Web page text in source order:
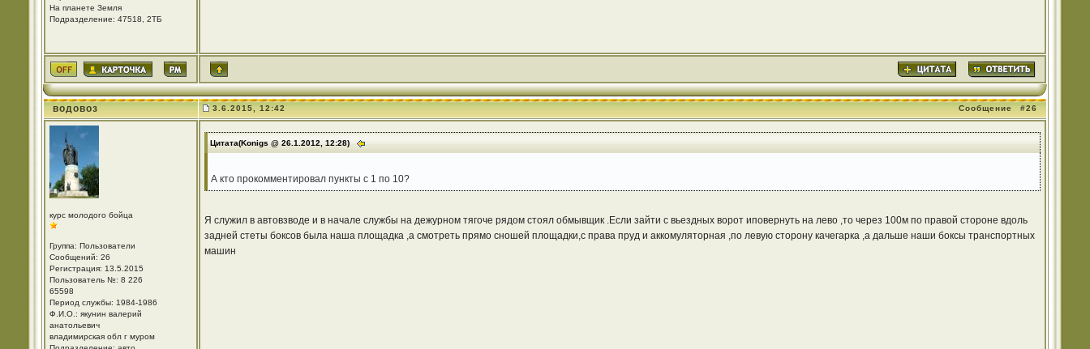
На планете Земля
Подразделение: 47518, 2ТБ
водовоз 3.6.2015, 12:42 Сообщение #26
курс молодого бойца
Группа: Пользователи
Сообщений: 26
Регистрация: 13.5.2015
Пользователь №: 8 226
65598
Период службы: 1984-1986
Ф.И.О.: якунин валерий
анатольевич
владимирская обл г муром
Цитата(Konigs @ 26.1.2012, 12:28)
А кто прокомментировал пункты с 1 по 10?
Я служил в автовзводе и в начале службы на дежурном тягоче рядом стоял обмывщик .Если зайти с вьездных ворот иповернуть на лево ,то через 100м по правой стороне вдоль
задней стеты боксов была наша площадка ,а смотреть прямо сношей площадки,с права пруд и аккомуляторная ,по левую сторону качегарка ,а дальше наши боксы транспортных
машин